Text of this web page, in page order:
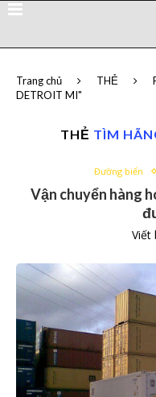
Trang chủ THẺ
DETROIT MI"
THẺ TÌM
Đường biển
Vận chuyển hàng
Viết